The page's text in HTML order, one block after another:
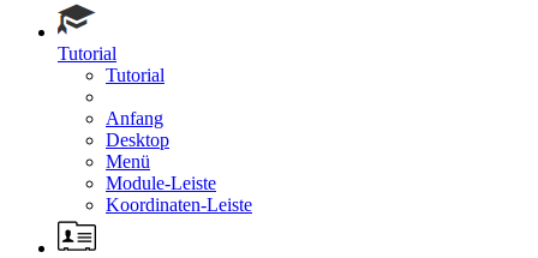
Tutorial
Tutorial
Anfang
Desktop
Menü
Module-Leiste
Koordinaten-Leiste